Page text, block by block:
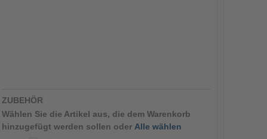
ZUBEHÖR
Wählen Sie die Artikel aus, die dem Warenkorb
hinzugefügt werden sollen oder Alle wählen